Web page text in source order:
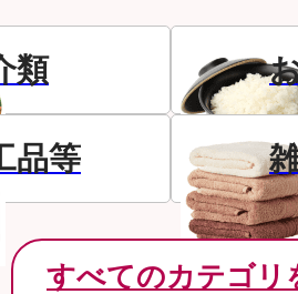
類
品等
すべてのカテゴリ